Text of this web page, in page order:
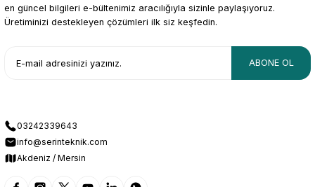
en güncel bilgileri e-bültenimiz aracılığıyla sizinle paylaşıyoruz.
Üretiminizi destekleyen çözümleri ilk siz keşfedin.
ABONE OL
03242339643
info@serinteknik.com
Akdeniz / Mersin